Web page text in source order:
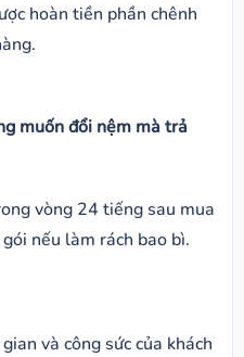
hoàn tiền phần chênh
muốn đổi nệm mà trả
vòng 24 tiếng sau mua
nếu làm rách bao bì.
và công sức của khách